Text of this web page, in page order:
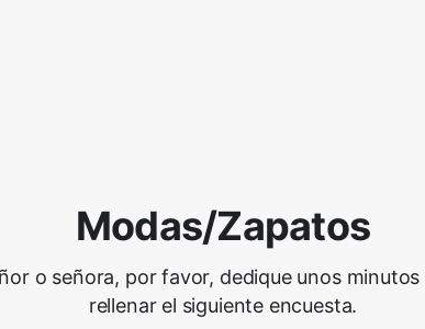
Modas/Zapatos
o señora, por favor, dedique unos
rellenar el siguiente encuesta.